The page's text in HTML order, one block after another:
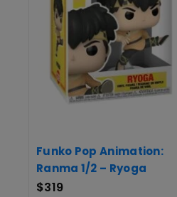
Funko Pop Animation:
Ranma 1/2 – Ryoga
$319